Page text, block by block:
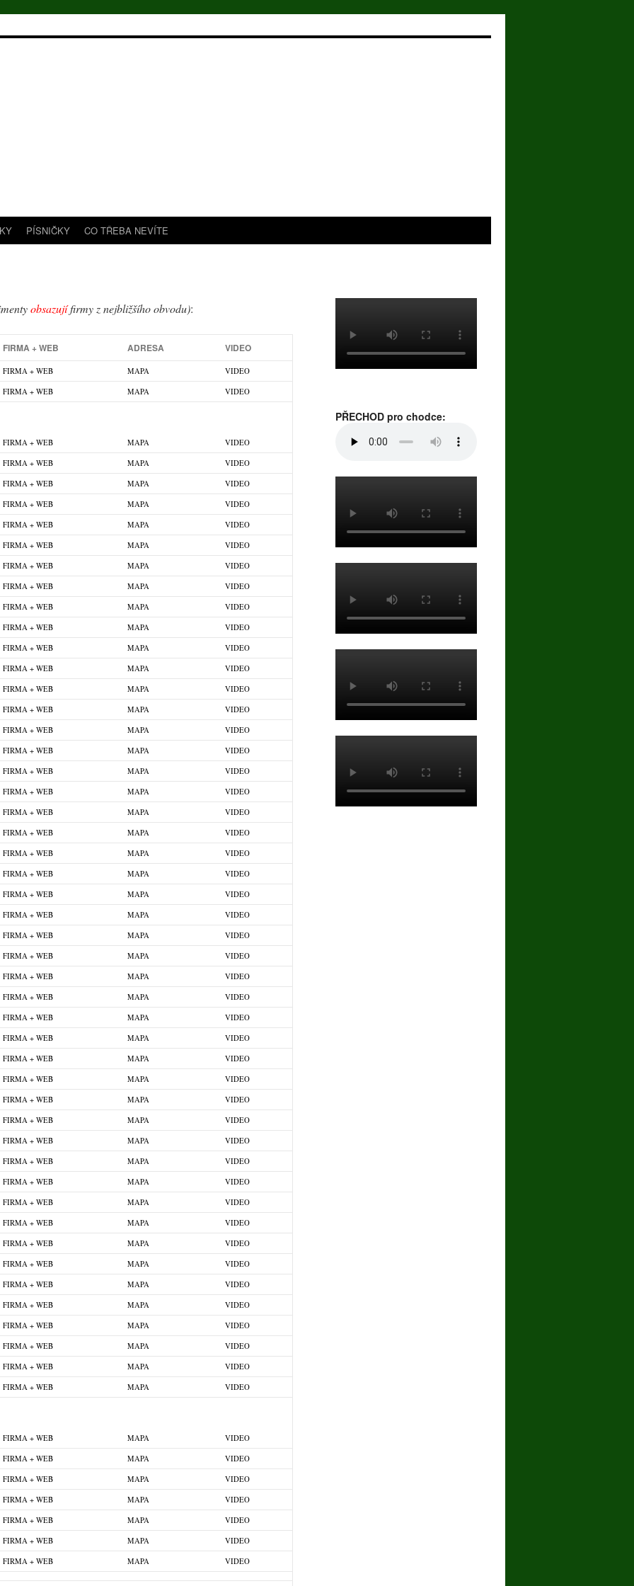
PÍSNIČKY CO TŘEBA NEVÍTE
obsazujífirmy z nejbližšího obvodu):
FIRMA + WEB ADRESA VIDEO
FIRMA + WEB MAPA VIDEO
FIRMA + WEB MAPA VIDEO
FIRMA + WEB MAPA VIDEO
FIRMA + WEB MAPA VIDEO
FIRMA + WEB MAPA VIDEO
FIRMA + WEB MAPA VIDEO
FIRMA + WEB MAPA VIDEO
FIRMA + WEB MAPA VIDEO
FIRMA + WEB MAPA VIDEO
FIRMA + WEB MAPA VIDEO
FIRMA + WEB MAPA VIDEO
FIRMA + WEB MAPA VIDEO
FIRMA + WEB MAPA VIDEO
FIRMA + WEB MAPA VIDEO
FIRMA + WEB MAPA VIDEO
FIRMA + WEB MAPA VIDEO
FIRMA + WEB MAPA VIDEO
FIRMA + WEB MAPA VIDEO
FIRMA + WEB MAPA VIDEO
FIRMA + WEB MAPA VIDEO
FIRMA + WEB MAPA VIDEO
FIRMA + WEB MAPA VIDEO
FIRMA + WEB MAPA VIDEO
FIRMA + WEB MAPA VIDEO
FIRMA + WEB MAPA VIDEO
FIRMA + WEB MAPA VIDEO
FIRMA + WEB MAPA VIDEO
FIRMA + WEB MAPA VIDEO
FIRMA + WEB MAPA VIDEO
FIRMA + WEB MAPA VIDEO
FIRMA + WEB MAPA VIDEO
FIRMA + WEB MAPA VIDEO
FIRMA + WEB MAPA VIDEO
FIRMA + WEB MAPA VIDEO
FIRMA + WEB MAPA VIDEO
FIRMA + WEB MAPA VIDEO
FIRMA + WEB MAPA VIDEO
FIRMA + WEB MAPA VIDEO
FIRMA + WEB MAPA VIDEO
FIRMA + WEB MAPA VIDEO
FIRMA + WEB MAPA VIDEO
FIRMA + WEB MAPA VIDEO
FIRMA + WEB MAPA VIDEO
FIRMA + WEB MAPA VIDEO
FIRMA + WEB MAPA VIDEO
FIRMA + WEB MAPA VIDEO
FIRMA + WEB MAPA VIDEO
FIRMA + WEB MAPA VIDEO
FIRMA + WEB MAPA VIDEO
FIRMA + WEB MAPA VIDEO
FIRMA + WEB MAPA VIDEO
FIRMA + WEB MAPA VIDEO
FIRMA + WEB MAPA VIDEO
FIRMA + WEB MAPA VIDEO
FIRMA + WEB MAPA VIDEO
FIRMA + WEB MAPA VIDEO
PŘECHOD pro chodce: